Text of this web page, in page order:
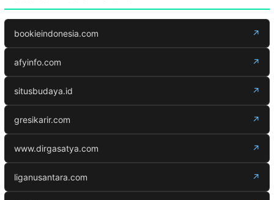
bookieindonesia.com ↗
afyinfo.com ↗
situsbudaya.id ↗
gresikarir.com ↗
www.dirgasatya.com ↗
liganusantara.com ↗